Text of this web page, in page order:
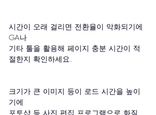
시간이 오래 걸리면 전환율이 악화되기에
GA나
기타 툴을 활용해 페이지 충분 시간이 적
절한지 확인하세요.
크기가 큰 이미지 등이 로드 시간을 높이
기에
포토샵 등 사진 편집 프로그램으로 화질